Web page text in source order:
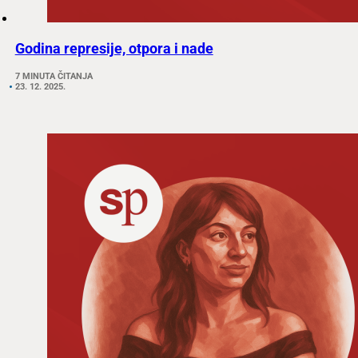
Godina represije, otpora i nade
7 MINUTA ČITANJA
23. 12. 2025.